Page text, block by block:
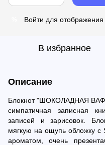
Войти для отображения
В избранное
Описание
Блокнот "ШОКОЛАДНАЯ
симпатичная записная
записей и зарисовок.
мягкую на ощупь обложку
ароматом, очень